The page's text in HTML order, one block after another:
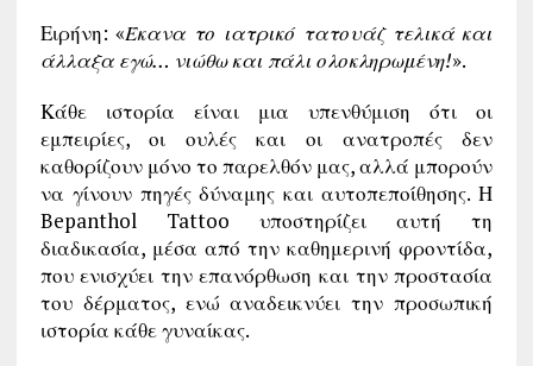
Ειρήνη: «Έκανα το ιατρικό τατουάζ τελικά και
άλλαξα εγώ… νιώθω και πάλι ολοκληρωμένη!».
Κάθε ιστορία είναι μια υπενθύμιση ότι οι
εμπειρίες, οι ουλές και οι ανατροπές δεν
καθορίζουν μόνο το παρελθόν μας, αλλά μπορούν
να γίνουν πηγές δύναμης και αυτοπεποίθησης. Η
Bepanthol Tattoo υποστηρίζει αυτή τη
διαδικασία, μέσα από την καθημερινή φροντίδα,
που ενισχύει την επανόρθωση και την προστασία
του δέρματος, ενώ αναδεικνύει την προσωπική
ιστορία κάθε γυναίκας.